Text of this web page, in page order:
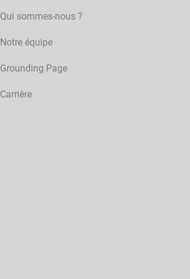
Qui sommes-nous ?
Notre équipe
Grounding Page
Carrière